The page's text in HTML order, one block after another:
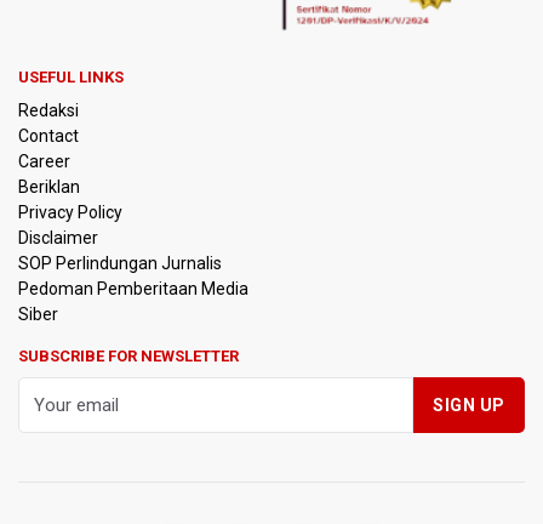
USEFUL LINKS
Redaksi
Contact
Career
Beriklan
Privacy Policy
Disclaimer
SOP Perlindungan Jurnalis
Pedoman Pemberitaan Media
Siber
SUBSCRIBE FOR NEWSLETTER